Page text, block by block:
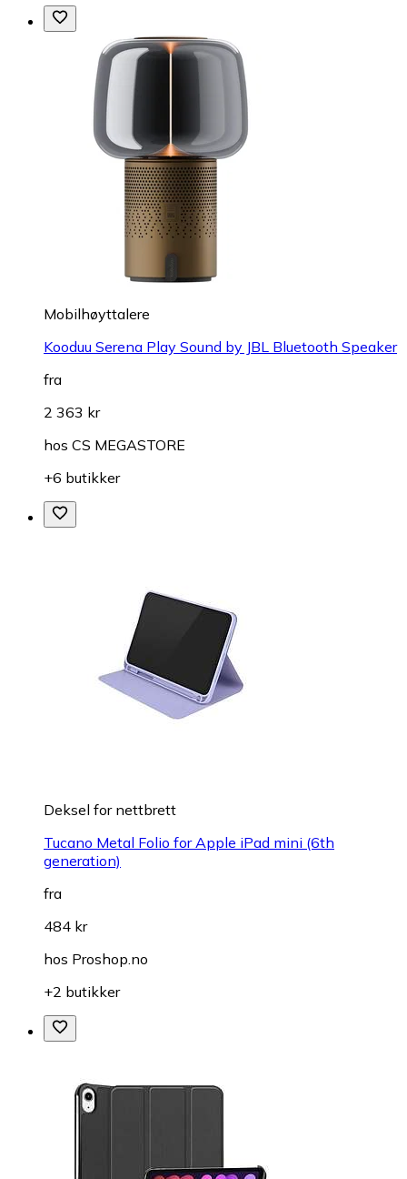
Mobilhøyttalere
Kooduu Serena Play Sound by JBL Bluetooth Speaker
fra
2 363 kr
hos CS MEGASTORE
+6 butikker
Deksel for nettbrett
Tucano Metal Folio for Apple iPad mini (6th
generation)
fra
484 kr
hos Proshop.no
+2 butikker